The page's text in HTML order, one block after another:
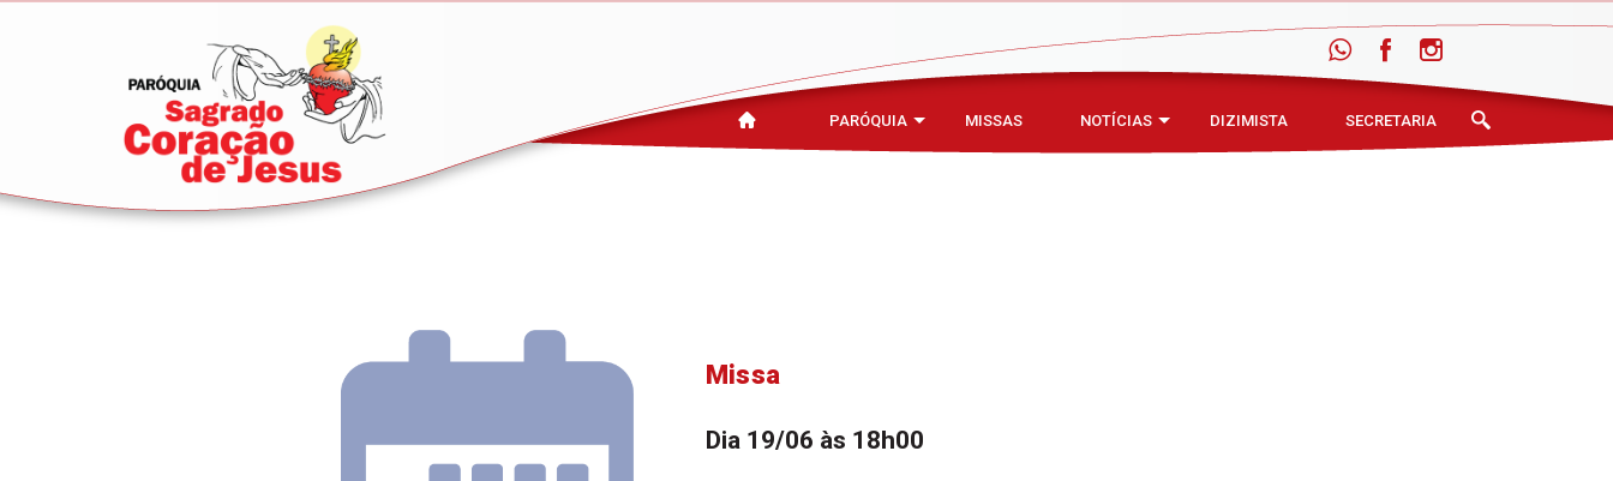
PARÓQUIA MISSAS NOTÍCIAS DIZIMISTA SECRETARIA
Missa
Dia 19/06 às 18h00